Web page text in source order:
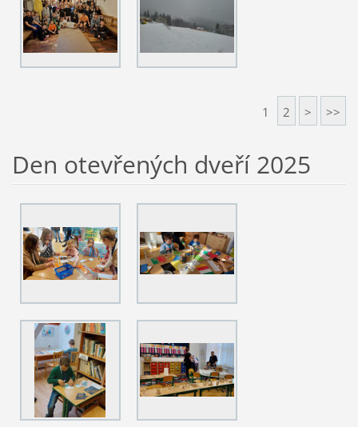
1 2 > >>
Den otevřených dveří 2025